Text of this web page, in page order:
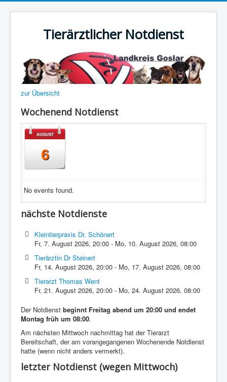
Tierärztlicher Notdienst
zur Übersicht
Wochenend Notdienst
AUGUST
6
No events found.
nächste Notdienste
Kleintierpraxis Dr. Schönert
Fr, 7. August 2026,20:00 - Mo, 10. August 2026,08:00
Tierärztin Dr Steinert
Fr, 14. August 2026,20:00 - Mo, 17. August 2026,08:00
Tierarzt Thomas Went
Fr, 21. August 2026,20:00 - Mo, 24. August 2026,08:00
Der Notdienst beginnt Freitag abend um 20:00 und endet
Montag früh um 08:00.
Am nächsten Mittwoch nachmittag hat der Tierarzt
Bereitschaft, der am vorangegangenen Wochenende Notdienst
hatte (wenn nicht anders vermerkt).
letzter Notdienst (wegen Mittwoch)